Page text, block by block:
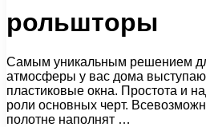
рольшторы
Самым уникальным решением
атмосферы у вас дома
пластиковые окна. Простота и
роли основных черт.
полотне наполнят …